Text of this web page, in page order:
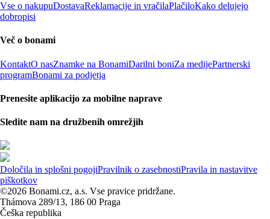
Vse o nakupuDostavaReklamacije in vračilaPlačiloKako delujejo
dobropisi
Več o bonami
KontaktO nasZnamke na BonamiDarilni boniZa medijePartnerski
programBonami za podjetja
Prenesite aplikacijo za mobilne naprave
Sledite nam na družbenih omrežjih
Določila in splošni pogojiPravilnik o zasebnostiPravila in nastavitve
piškotkov
©2026 Bonami.cz, a.s. Vse pravice pridržane.
Thámova 289/13, 186 00 Praga
Češka republika